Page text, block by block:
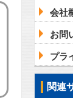
会社
お問
プラ
関連